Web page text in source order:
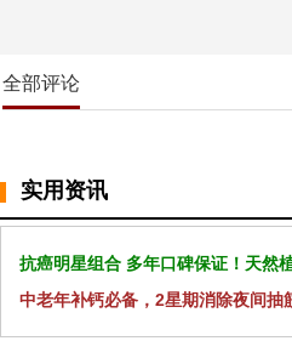
全部评论
实用资讯
抗癌明星组合 多年口碑保证！天然
中老年补钙必备，2星期消除夜间